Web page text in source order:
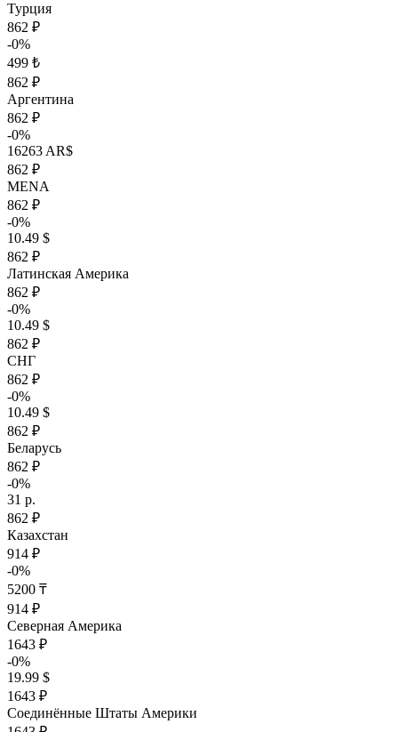
Турция
862 ₽
-0%
499 ₺
862 ₽
Аргентина
862 ₽
-0%
16263 AR$
862 ₽
MENA
862 ₽
-0%
10.49 $
862 ₽
Латинская Америка
862 ₽
-0%
10.49 $
862 ₽
СНГ
862 ₽
-0%
10.49 $
862 ₽
Беларусь
862 ₽
-0%
31 р.
862 ₽
Казахстан
914 ₽
-0%
5200 ₸
914 ₽
Северная Америка
1643 ₽
-0%
19.99 $
1643 ₽
Соединённые Штаты Америки